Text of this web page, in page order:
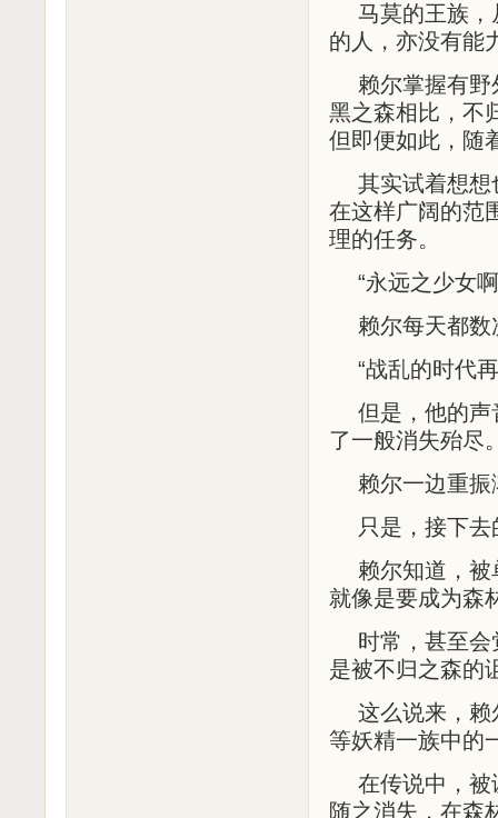
马莫的王族
的人，亦没有能
赖尔掌握有
黑之森相比，不
但即便如此，随
其实试着想
在这样广阔的范
理的任务。
“永远之少女
赖尔每天都
“战乱的时代
但是，他的
了一般消失殆尽
赖尔一边重
只是，接下
赖尔知道，
就像是要成为森
时常，甚至
是被不归之森的
这么说来，
等妖精一族中的
在传说中，
随之消失，在森